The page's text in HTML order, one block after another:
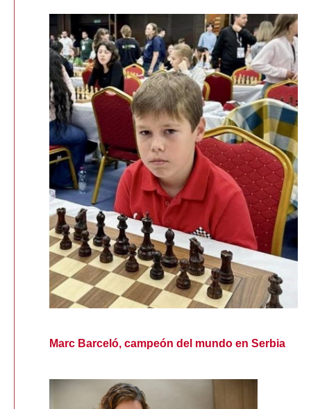
Marc Barceló, campeón del mundo en Serbia